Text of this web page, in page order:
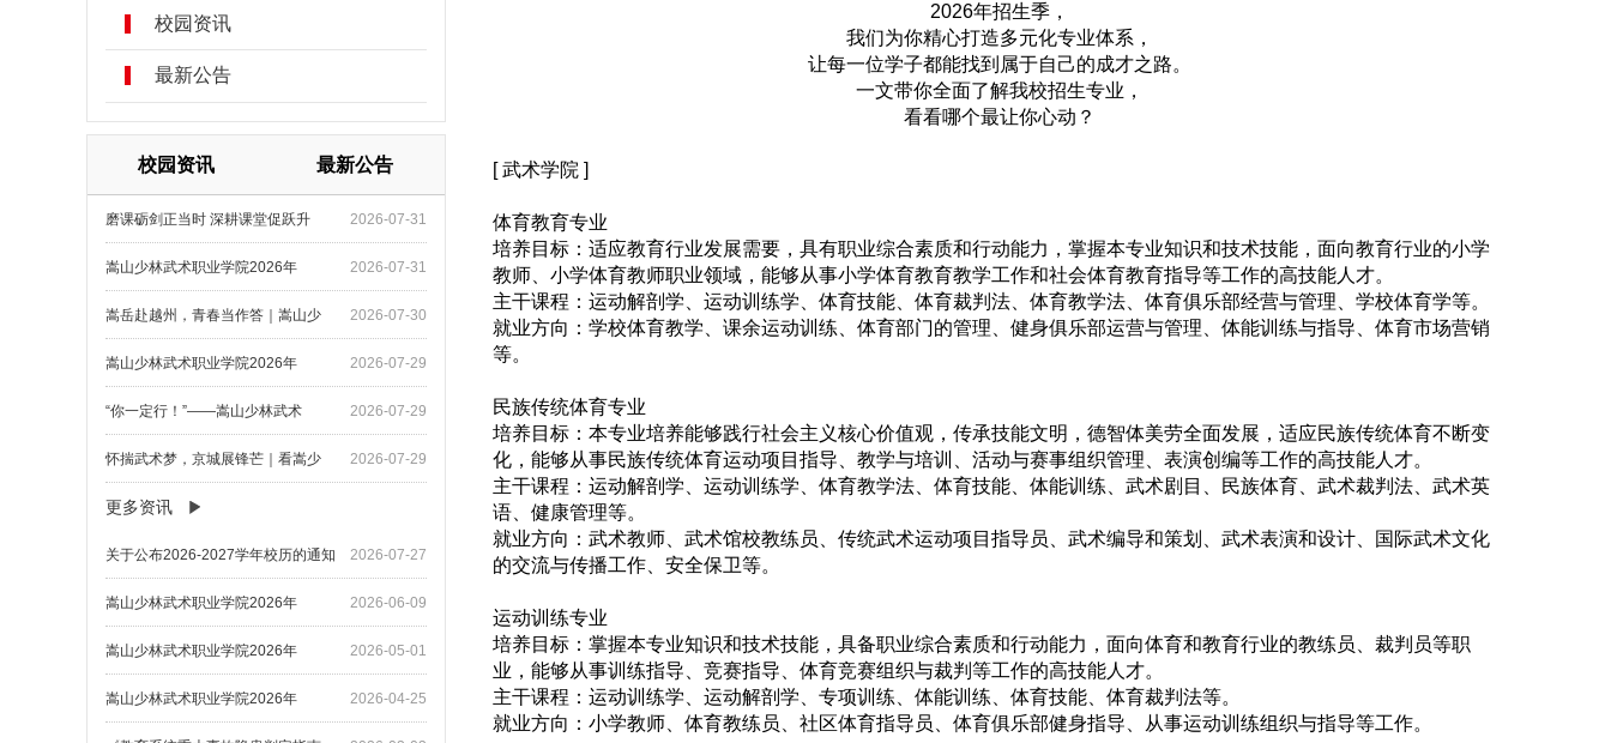
校园资讯
最新公告
校园资讯 最新公告
2026-07-31
磨课砺剑正当时 深耕课堂促跃升
2026-07-31
嵩山少林武术职业学院2026年
2026-07-30
嵩岳赴越州，青春当作答｜嵩山少
2026-07-29
嵩山少林武术职业学院2026年
2026-07-29
“你一定行！”——嵩山少林武术
2026-07-29
怀揣武术梦，京城展锋芒｜看嵩少
更多资讯
2026-07-27
关于公布2026-2027学年校历的通知
2026-06-09
嵩山少林武术职业学院2026年
2026-05-01
嵩山少林武术职业学院2026年
2026-04-25
嵩山少林武术职业学院2026年
2026年招生季，
我们为你精心打造多元化专业体系，
让每一位学子都能找到属于自己的成才之路。
一文带你全面了解我校招生专业，
看看哪个最让你心动？
[ 武术学院 ]
体育教育专业
培养目标：适应教育行业发展需要，具有职业综合素质和行动能力，掌握本专业知识和技术技能，面向教育行业的小学
教师、小学体育教师职业领域，能够从事小学体育教育教学工作和社会体育教育指导等工作的高技能人才。
主干课程：运动解剖学、运动训练学、体育技能、体育裁判法、体育教学法、体育俱乐部经营与管理、学校体育学等。
就业方向：学校体育教学、课余运动训练、体育部门的管理、健身俱乐部运营与管理、体能训练与指导、体育市场营销
等。
民族传统体育专业
培养目标：本专业培养能够践行社会主义核心价值观，传承技能文明，德智体美劳全面发展，适应民族传统体育不断变
化，能够从事民族传统体育运动项目指导、教学与培训、活动与赛事组织管理、表演创编等工作的高技能人才。
主干课程：运动解剖学、运动训练学、体育教学法、体育技能、体能训练、武术剧目、民族体育、武术裁判法、武术英
语、健康管理等。
就业方向：武术教师、武术馆校教练员、传统武术运动项目指导员、武术编导和策划、武术表演和设计、国际武术文化
的交流与传播工作、安全保卫等。
运动训练专业
培养目标：掌握本专业知识和技术技能，具备职业综合素质和行动能力，面向体育和教育行业的教练员、裁判员等职
业，能够从事训练指导、竞赛指导、体育竞赛组织与裁判等工作的高技能人才。
主干课程：运动训练学、运动解剖学、专项训练、体能训练、体育技能、体育裁判法等。
就业方向：小学教师、体育教练员、社区体育指导员、体育俱乐部健身指导、从事运动训练组织与指导等工作。